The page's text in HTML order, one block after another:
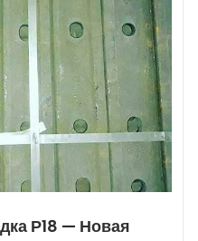
Р18 — Новая